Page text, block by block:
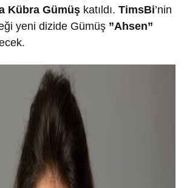
Kübra Gümüş katıldı. TimsBi’nin
yeni dizide Gümüş ”Ahsen”